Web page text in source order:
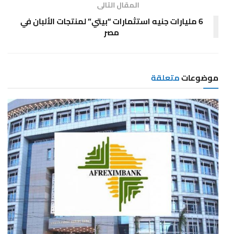
المقال التالى
6 مليارات جنيه استثمارات “بيتي” لمنتجات الألبان في
مصر
موضوعاتمتعلقة